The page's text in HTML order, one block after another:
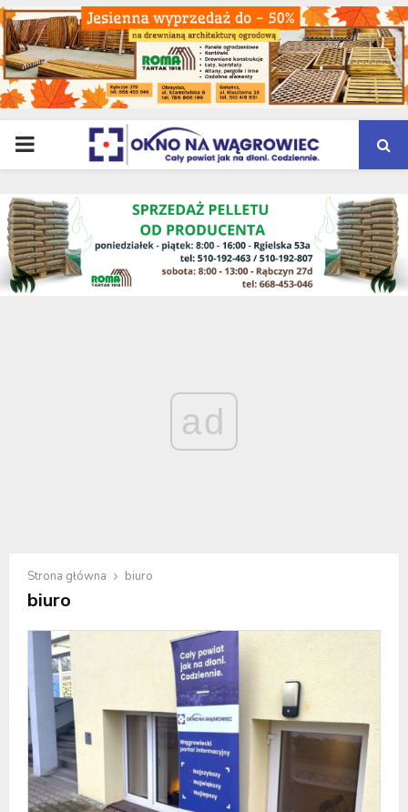
PRIMARY
MENU
ad
Strona główna biuro
biuro